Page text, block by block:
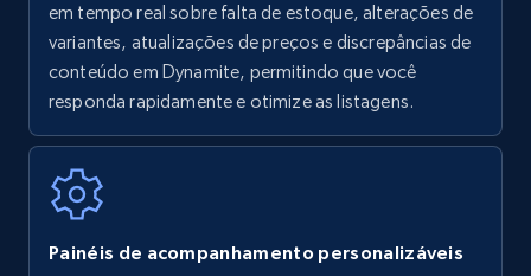
Amazon Reviews
URL, Product name, Product rating, Product
rating object, Product rating max, Rating,
7.4K+
em tempo real sobre falta de estoque, alterações de
variantes, atualizações de preços e discrepâncias de
conteúdo em Dynamite, permitindo que você
responda rapidamente e otimize as listagens.
Painéis de acompanhamento personalizáveis